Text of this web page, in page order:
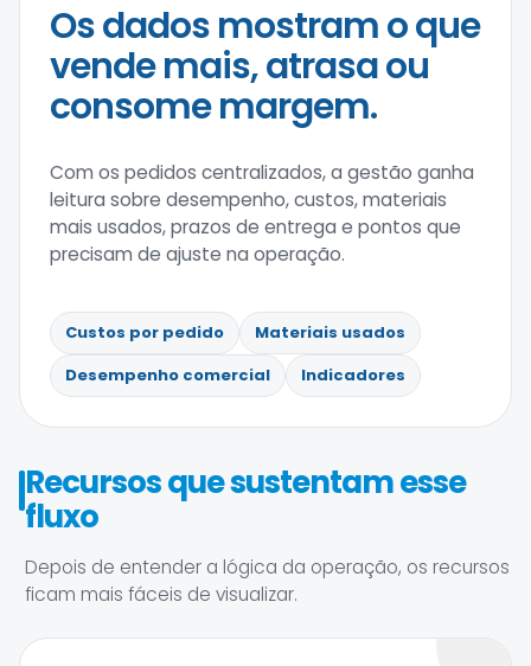
Os dados mostram o que
vende mais, atrasa ou
consome margem.
Com os pedidos centralizados, a gestão ganha
leitura sobre desempenho, custos, materiais
mais usados, prazos de entrega e pontos que
precisam de ajuste na operação.
Custos por pedido
Materiais usados
Desempenho comercial
Indicadores
Recursos que sustentam esse
fluxo
Depois de entender a lógica da operação, os recursos
ficam mais fáceis de visualizar.